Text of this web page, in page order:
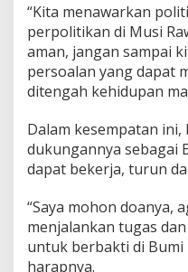
“Kita menawarkan
perpolitikan di Musi
aman, jangan sampai
persoalan yang dapat
ditengah kehidupan
Dalam kesempatan
dukungannya sebagai
dapat bekerja, turun
“Saya mohon doanya,
menjalankan tugas
untuk berbakti di Bumi
harapnya.